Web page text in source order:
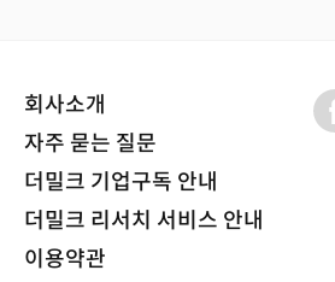
회사소개
자주 묻는 질문
더밀크 기업구독 안내
더밀크 리서치 서비스 안내
이용약관